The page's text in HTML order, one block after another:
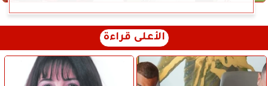
الأعلى قراءة